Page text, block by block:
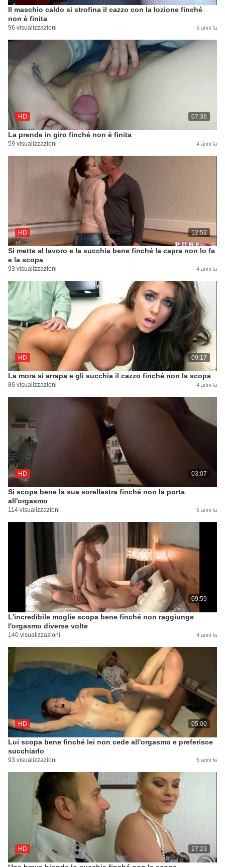
Il maschio caldo si strofina il cazzo con la lozione finché
non è finita
96 visualizzazioni 5 anni fa
HD 07:36
La prende in giro finché non è finita
59 visualizzazioni 4 anni fa
HD 12:52
Si mette al lavoro e la succhia bene finché la capra non lo fa
e la scopa
93 visualizzazioni 4 anni fa
HD 09:17
La mora si arrapa e gli succhia il cazzo finché non la scopa
86 visualizzazioni 4 anni fa
HD 03:07
Si scopa bene la sua sorellastra finché non la porta
all'orgasmo
114 visualizzazioni 5 anni fa
09:59
L'incredibile moglie scopa bene finché non raggiunge
l'orgasmo diverse volte
140 visualizzazioni 4 anni fa
HD 05:00
Lui scopa bene finché lei non cede all'orgasmo e preferisce
succhiarlo
93 visualizzazioni 5 anni fa
HD 27:23